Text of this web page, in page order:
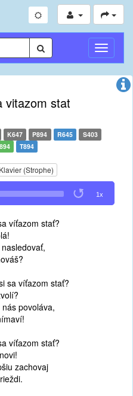
vitazom stat
K647 P894 R645
S403
T894
Klavier (Strophe)
1x
víťazom stať?
sa víťazom stať?
povoláva,
víťazom stať?
zachovaj